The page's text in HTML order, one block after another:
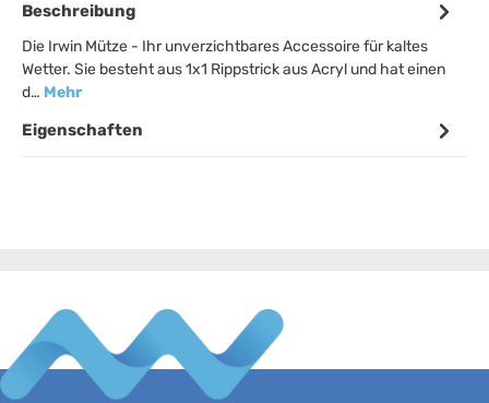
Beschreibung
Die Irwin Mütze - Ihr unverzichtbares Accessoire für kaltes
Wetter. Sie besteht aus 1x1 Rippstrick aus Acryl und hat einen
d… Mehr
Eigenschaften